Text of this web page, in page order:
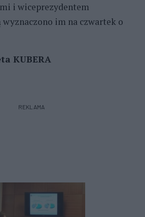
i wiceprezydentem
im na czwartek o
KUBERA
REKLAMA